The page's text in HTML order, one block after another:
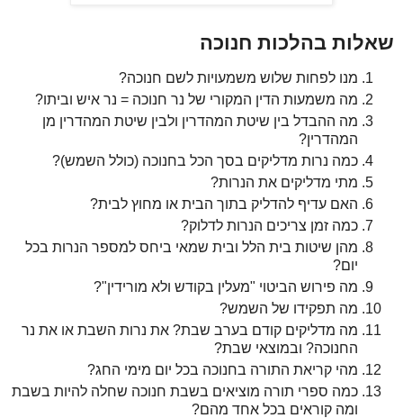
שאלות בהלכות חנוכה
מנו לפחות שלוש משמעויות לשם חנוכה?
מה משמעות הדין המקורי של נר חנוכה = נר איש וביתו?
מה ההבדל בין שיטת המהדרין ולבין שיטת המהדרין מן
המהדרין?
כמה נרות מדליקים בסך הכל בחנוכה (כולל השמש)?
מתי מדליקים את הנרות?
האם עדיף להדליק בתוך הבית או מחוץ לבית?
כמה זמן צריכים הנרות לדלוק?
מהן שיטות בית הלל ובית שמאי ביחס למספר הנרות בכל
יום?
מה פירוש הביטוי "מעלין בקודש ולא מורידין"?
מה תפקידו של השמש?
מה מדליקים קודם בערב שבת? את נרות השבת או את נר
החנוכה? ובמוצאי שבת?
מהי קריאת התורה בחנוכה בכל יום מימי החג?
כמה ספרי תורה מוציאים בשבת חנוכה שחלה להיות בשבת
ומה קוראים בכל אחד מהם?